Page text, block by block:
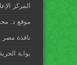
المركز
موقع د.
نافذة مصر
بوابة